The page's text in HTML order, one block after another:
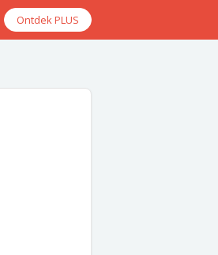
Ontdek PLUS